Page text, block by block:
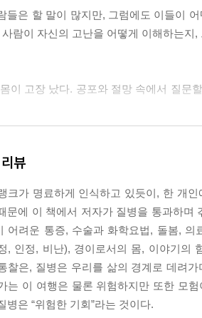
들은 할 말이 많지만, 그럼에도 이들이
사람이 자신의 고난을 어떻게 이해하는
이 고장 났다. 공포와 절망 속에서 질문
을 표현하면서 아픈 사람은 자기 자신을
걷고 있음을 아는 일은 그저 공포에 찬
서’ 산다는 것이 어떤 의미인지를 표현
되면서 아픈 사람은 통증 속에 고립되
때문에 더해지는 통증도 있다.--- p.52
뷰
크가 명료하게 인식하고 있듯이, 한 개
문에 이 책에서 저자가 질병을 통과하며
어려운 통증, 수술과 화학요법, 돌봄,
, 인정, 비난), 경이로서의 몸, 이야기의
찰은, 질병은 우리를 삶의 경계로 데려
는 이 여행은 물론 위험하지만 또한 모
병은 “위험한 기회”라는 것이다.